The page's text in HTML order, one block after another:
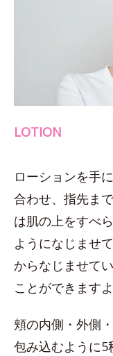
LOTION
ローションを手
合わせ、指先ま
は肌の上をすべ
ようになじませ
からなじませて
ことができますよ
頬の内側・外側
包み込むように5